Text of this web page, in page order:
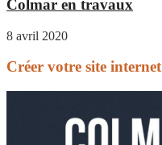
Colmar en travaux
8 avril 2020
Créer votre site internet